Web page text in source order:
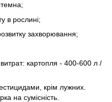
в рослині;
захворювання;
витрат: картопля - 400-600 л /
крім лужних.
на сумісність.